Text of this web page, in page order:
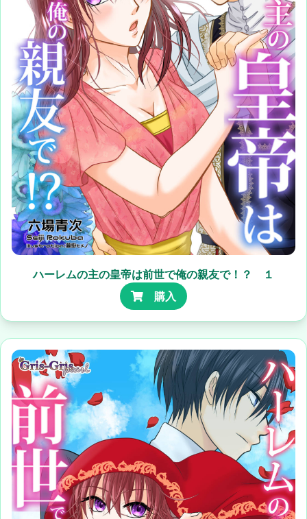
ハーレムの主の皇帝は前世で俺の親友で！？ １
購入